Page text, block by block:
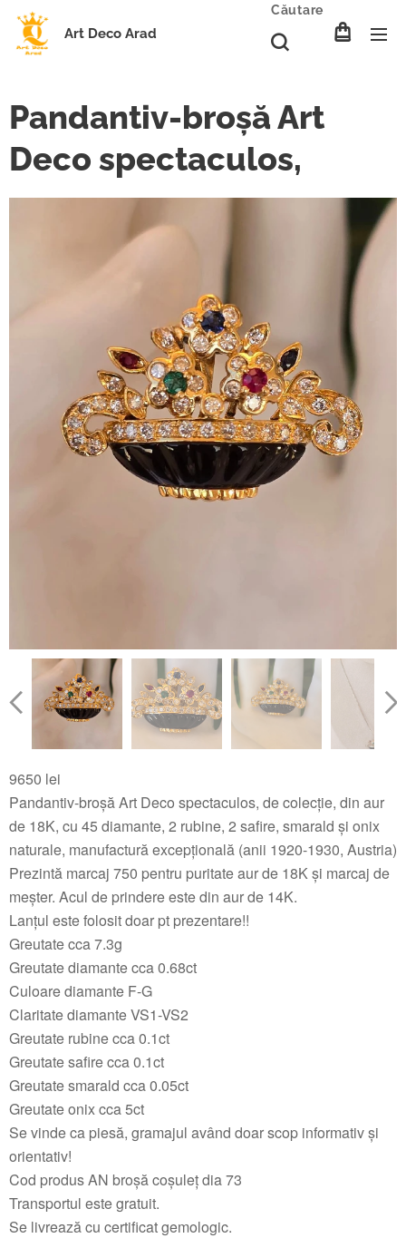
Art Deco Arad
Căutare
Pandantiv-broșă Art
Deco spectaculos,
9650 lei
Pandantiv-broșă Art Deco spectaculos, de colecție, din aur
de 18K, cu 45 diamante, 2 rubine, 2 safire, smarald și onix
naturale, manufactură excepțională (anii 1920-1930, Austria)
Prezintă marcaj 750 pentru puritate aur de 18K și marcaj de
meșter. Acul de prindere este din aur de 14K.
Lanțul este folosit doar pt prezentare!!
Greutate cca 7.3g
Greutate diamante cca 0.68ct
Culoare diamante F-G
Claritate diamante VS1-VS2
Greutate rubine cca 0.1ct
Greutate safire cca 0.1ct
Greutate smarald cca 0.05ct
Greutate onix cca 5ct
Se vinde ca piesă, gramajul având doar scop informativ și
orientativ!
Cod produs AN broșă coșuleț dia 73
Transportul este gratuit.
Se livrează cu certificat gemologic.